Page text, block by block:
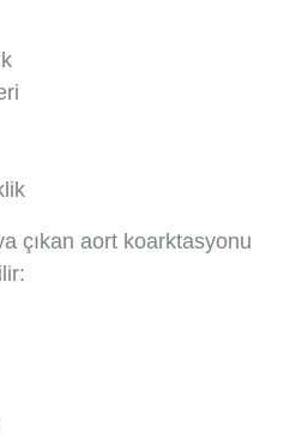
çıkan aort koarktasyonu